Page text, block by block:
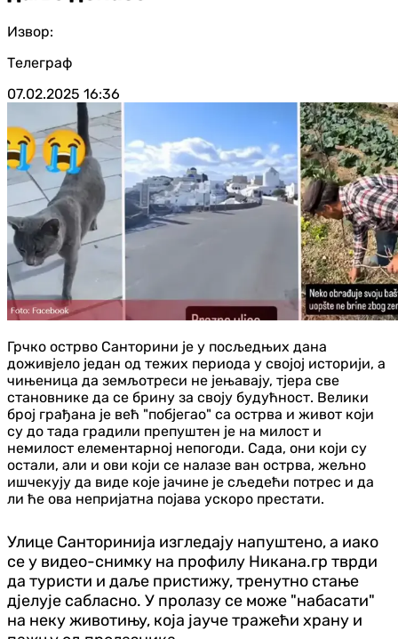
Извор:
Телеграф
07.02.2025 16:36
Грчко острво Санторини је у посљедњих дана
доживјело један од тежих периода у својој историји, а
чињеница да земљотреси не јењавају, тјера све
становнике да се брину за своју будућност. Велики
број грађана је већ "побјегао" са острва и живот који
су до тада градили препуштен је на милост и
немилост елементарној непогоди. Сада, они који су
остали, али и ови који се налазе ван острва, жељно
ишчекују да виде које јачине је сљедећи потрес и да
ли ће ова непријатна појава ускоро престати.
Улице Санторинија изгледају напуштено, а иако
се у видео-снимку на профилу Никана.гр тврди
да туристи и даље пристижу, тренутно стање
дјелује сабласно. У пролазу се може "набасати"
на неку животињу, која јауче тражећи храну и